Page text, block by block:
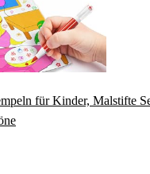
für Kinder, Malstifte